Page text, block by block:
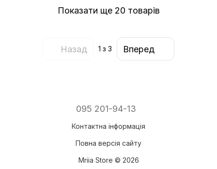
Показати ще 20 товарів
Назад 1 з 3 Вперед
095 201-94-13
Контактна інформація
Повна версія сайту
Mriia Store © 2026